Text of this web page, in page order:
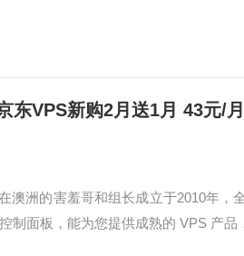
东VPS新购2月送1月 43元/
澳洲的害羞哥和组长成立于2010年，
制面板，能为您提供成熟的 VPS 产品